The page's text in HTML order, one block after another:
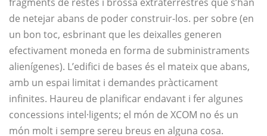
de netejar abans de poder construir-los. per sobre (en
un bon toc, esbrinant que les deixalles generen
efectivament moneda en forma de subministraments
alienígenes). L’edifici de bases és el mateix que abans,
amb un espai limitat i demandes pràcticament
infinites. Haureu de planificar endavant i fer algunes
concessions intel·ligents; el món de XCOM no és un
món molt i sempre sereu breus en alguna cosa.